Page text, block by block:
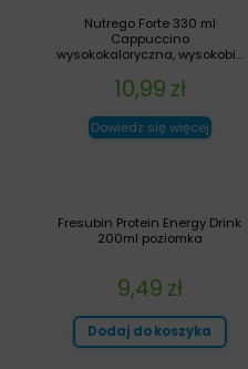
Nutrego Forte 330 ml
Cappuccino
wysokokaloryczna, wysokobi...
10,99 zł
Dowiedz się więcej
Fresubin Protein Energy Drink
200ml poziomka
9,49 zł
Dodaj do koszyka